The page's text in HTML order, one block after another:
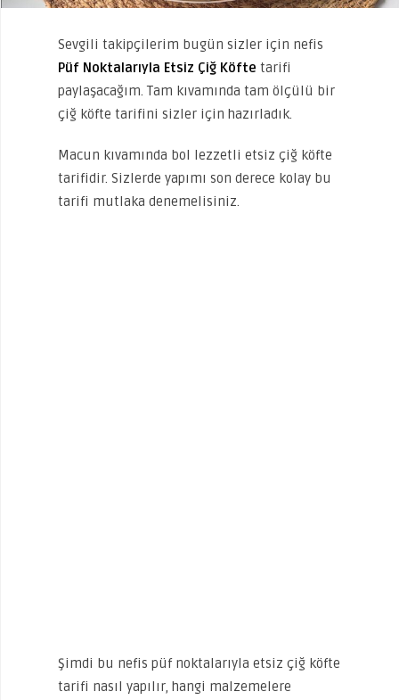
Sevgili takipçilerim bugün sizler için nefis
Püf Noktalarıyla Etsiz Çiğ Köfte tarifi
paylaşacağım. Tam kıvamında tam ölçülü bir
çiğ köfte tarifini sizler için hazırladık.
Macun kıvamında bol lezzetli etsiz çiğ köfte
tarifidir. Sizlerde yapımı son derece kolay bu
tarifi mutlaka denemelisiniz.
Şimdi bu nefis püf noktalarıyla etsiz çiğ köfte
tarifi nasıl yapılır, hangi malzemelere